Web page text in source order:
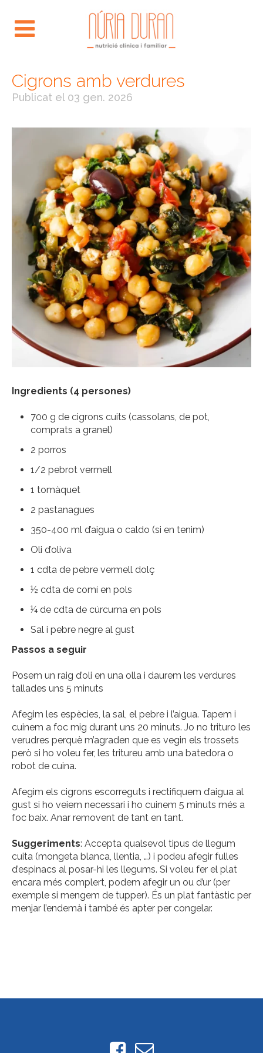
Cigrons amb verdures
Publicat el 03 gen. 2026
Ingredients (4 persones)
700 g de cigrons cuits (cassolans, de pot,
comprats a granel)
2 porros
1/2 pebrot vermell
1 tomàquet
2 pastanagues
350-400 ml d’aigua o caldo (si en tenim)
Oli d’oliva
1 cdta de pebre vermell dolç
½ cdta de comí en pols
¼ de cdta de cúrcuma en pols
Sal i pebre negre al gust
Passos a seguir
Posem un raig d’oli en una olla i daurem les verdures
tallades uns 5 minuts
Afegim les espècies, la sal, el pebre i l’aigua. Tapem i
cuinem a foc mig durant uns 20 minuts. Jo no trituro les
verudres perquè m’agraden que es vegin els trossets
però si ho voleu fer, les tritureu amb una batedora o
robot de cuina.
Afegim els cigrons escorreguts i rectifiquem d’aigua al
gust si ho veiem necessari i ho cuinem 5 minuts més a
foc baix. Anar removent de tant en tant.
Suggeriments: Accepta qualsevol tipus de llegum
cuita (mongeta blanca, llentia, …) i podeu afegir fulles
d’espinacs al posar-hi les llegums. Si voleu fer el plat
encara més complert, podem afegir un ou d’ur (per
exemple si mengem de tupper). És un plat fantàstic per
menjar l’endemà i també és apter per congelar.